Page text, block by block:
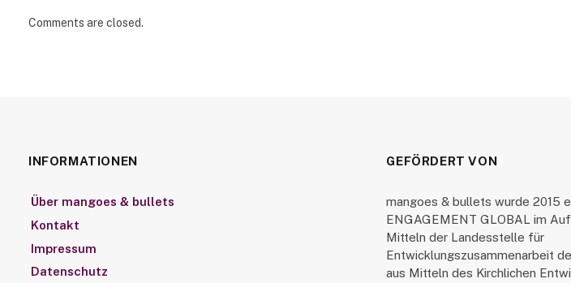
Comments are closed.
INFORMATIONEN
Über mangoes & bullets
Kontakt
Impressum
Datenschutz
GEFÖRDERT VON
mangoes & bullets wurde 2015
ENGAGEMENT GLOBAL im
Mitteln der Landesstelle für
Entwicklungszusammenarbeit
aus Mitteln des Kirchlichen